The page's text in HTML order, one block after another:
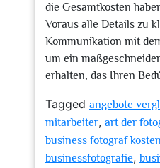
die Gesamtkosten
Voraus alle Details zu
Kommunikation mit
um ein
erhalten, das Ihren
Tagged angebote
mitarbeiter, art der
business fotograf
businessfotografie,